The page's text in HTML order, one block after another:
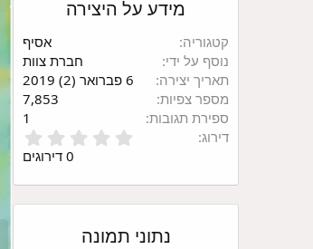
מידע על היצירה
קטגוריה
אסיף
נוסף על ידי
חברת צוות
תאריך יצירה
6 פברואר (2) 2019
מספר צפיות
7,853
ספירת תגובות
1
דירוג
0
כ
0 דירוגים
נתוני תמונה